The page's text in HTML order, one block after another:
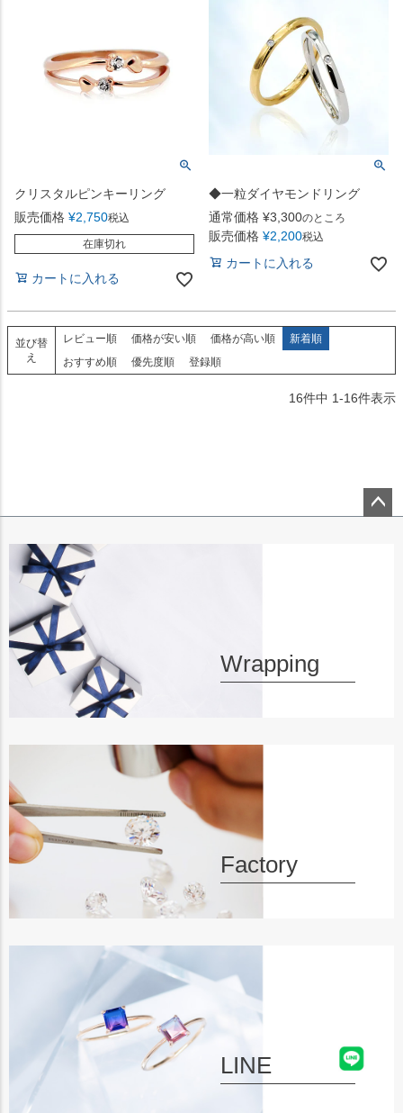
クリスタルピンキーリング
販売価格 ¥2,750税込
在庫切れ
カートに入れる
◆一粒ダイヤモンドリング
通常価格 ¥3,300のところ
販売価格 ¥2,200税込
カートに入れる
並び替
え
レビュー順 価格が安い順 価格が高い順
新着順
おすすめ順
優先度順 登録順
16件中 1-16件表示
Wrapping
Factory
LINE